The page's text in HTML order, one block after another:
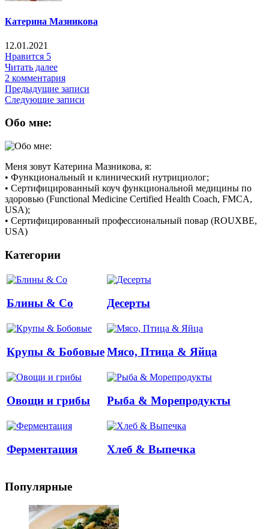
Катерина Мазникова
12.01.2021
Нравится 5
Читать далее
2 комментария
Предыдущие записи
Следующие записи
Обо мне:
Меня зовут Катерина Мазникова, я:
• Функциональный и клинический нутрициолог;
• Сертифицированный коуч функциональной медицины по
здоровью (Functional Medicine Certified Health Coach, FMCA,
USA);
• Сертифицированный профессиональный повар (ROUXBE,
USA)
Категории
Блины & Co Десерты
Крупы & БобовыеМясо, Птица & Яйца
Овощи и грибы Рыба & Mорепродукты
Ферментация Хлеб & Выпечка
Популярные